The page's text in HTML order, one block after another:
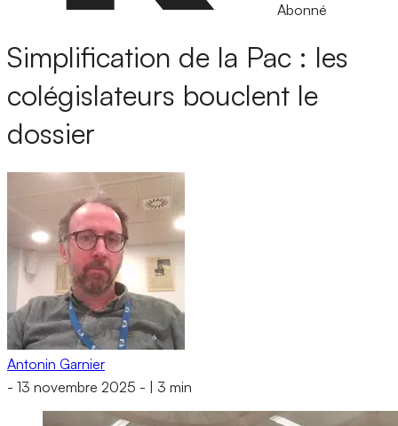
Abonné
Simplification de la Pac : les
colégislateurs bouclent le
dossier
Antonin Garnier
- 13 novembre 2025 - 3 min